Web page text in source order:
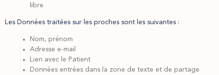
libre
Les Données traitées sur les proches sont les suivantes :
Nom, prénom
Adresse e-mail
Lien avec le Patient
Données entrées dans la zone de texte et de partage